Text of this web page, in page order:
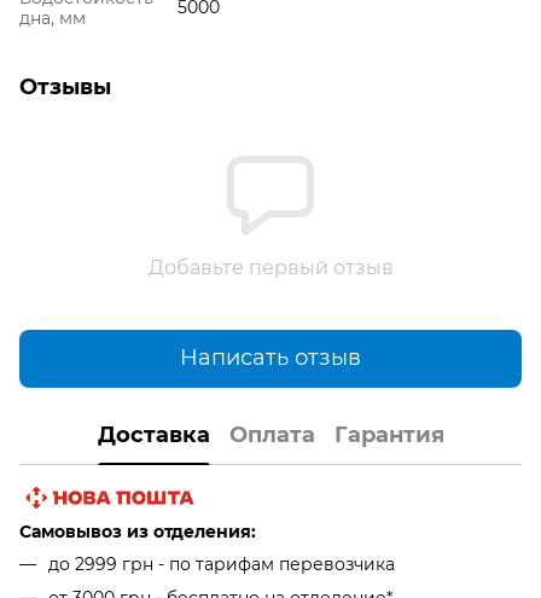
дна, мм
5000
Отзывы
Добавьте первый отзыв
Написать отзыв
Доставка Оплата Гарантия
Самовывоз из отделения:
до 2999 грн - по тарифам перевозчика